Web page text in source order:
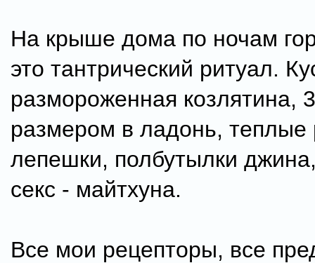
На крыше дома по ночам
это тантрический ритуал.
размороженная козлятина,
размером в ладонь, теплые
лепешки, полбутылки
секс - майтхуна.
Все мои рецепторы, все